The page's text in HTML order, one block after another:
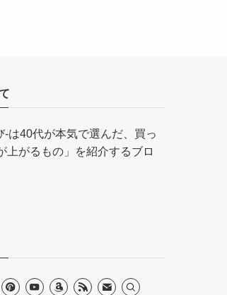
-は40代が本気で選んだ、買っ
上がるもの」を紹介するブロ